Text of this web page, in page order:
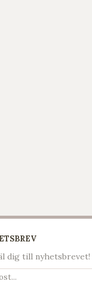
dig till nyhetsbrevet!